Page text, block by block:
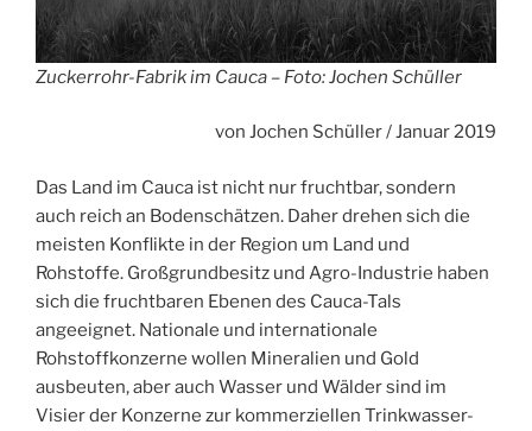
Zuckerrohr-Fabrik im Cauca – Foto: Jochen Schüller
von Jochen Schüller / Januar 2019
Das Land im Cauca ist nicht nur fruchtbar, sondern
auch reich an Bodenschätzen. Daher drehen sich die
meisten Konflikte in der Region um Land und
Rohstoffe. Großgrundbesitz und Agro-Industrie haben
sich die fruchtbaren Ebenen des Cauca-Tals
angeeignet. Nationale und internationale
Rohstoffkonzerne wollen Mineralien und Gold
ausbeuten, aber auch Wasser und Wälder sind im
Visier der Konzerne zur kommerziellen Trinkwasser-